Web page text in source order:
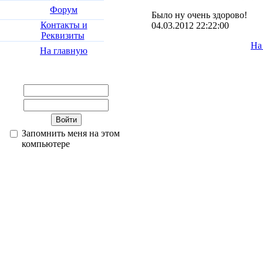
Форум
Контакты и
Реквизиты
На главную
Запомнить меня на этом
компьютере
Было ну очень здорово!
04.03.2012 22:22:00
На